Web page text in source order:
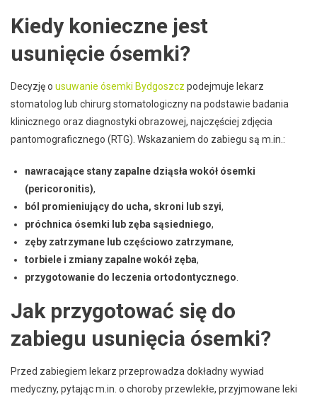
Kiedy konieczne jest
usunięcie ósemki?
Decyzję o usuwanie ósemki Bydgoszcz podejmuje lekarz
stomatolog lub chirurg stomatologiczny na podstawie badania
klinicznego oraz diagnostyki obrazowej, najczęściej zdjęcia
pantomograficznego (RTG). Wskazaniem do zabiegu są m.in.:
nawracające stany zapalne dziąsła wokół ósemki
(pericoronitis),
ból promieniujący do ucha, skroni lub szyi,
próchnica ósemki lub zęba sąsiedniego,
zęby zatrzymane lub częściowo zatrzymane,
torbiele i zmiany zapalne wokół zęba,
przygotowanie do leczenia ortodontycznego.
Jak przygotować się do
zabiegu usunięcia ósemki?
Przed zabiegiem lekarz przeprowadza dokładny wywiad
medyczny, pytając m.in. o choroby przewlekłe, przyjmowane leki